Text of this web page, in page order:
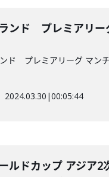
ンド プレミアリ
ド プレミアリーグ マ
2024.03.30 |00:05:44
ルドカップ アジ